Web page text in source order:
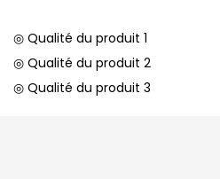
◎ Qualité du produit 1
◎ Qualité du produit 2
◎ Qualité du produit 3